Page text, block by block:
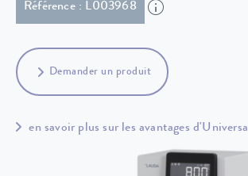
Référence : L003968
Demander un produit
en savoir plus sur les avantages d'Universa